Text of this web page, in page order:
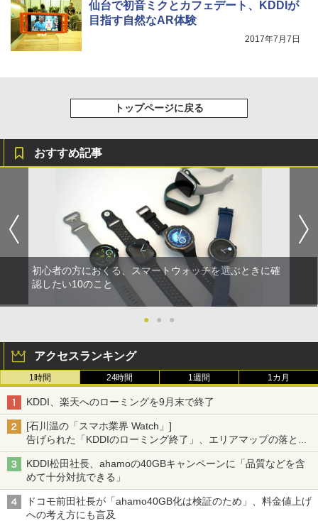
仙台で初音ミクとカフェデート、KDDIが
目指す自然なAR体験
2017年7月7日
トップページに戻る
おすすめ記事
初心者の方におくる、スマートウォッチを選ぶときに確
認したい10のこと
● ● ●
アクセスランキング
1時間 24時間 1週間 1カ月
KDDI、楽天へのローミングを9月末で終了
[石川温の「スマホ業界 Watch」]
告げられた「KDDIのローミング終了」、エリアマップの落とし
穴と楽天モバイルの課題
KDDI松田社長、ahamoの40GBキャンペーンに「品質などを含
めて十分対抗できる」
ドコモ前田社長が「ahamo40GB化は検証のため」、料金値上げ
への考え方にも言及